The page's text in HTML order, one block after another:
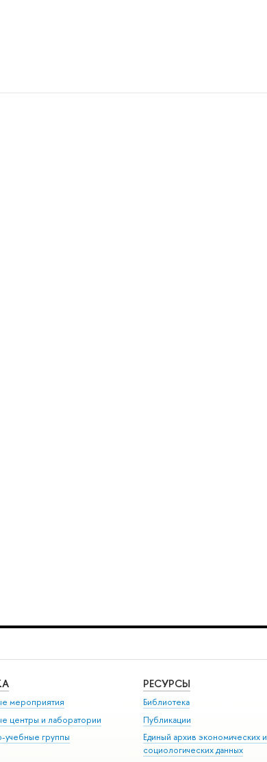
мероприятия
центры и лаборатории
учебные группы
РЕСУРСЫ
Библиотека
Публикации
Единый архив экономических и
социологических данных